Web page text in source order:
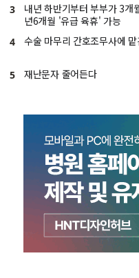
3
내년 하반기부터 부부가 3개
년6개월 '유급 육휴' 가능
4 수술 마무리 간호조무사에
5 재난문자 줄어든다